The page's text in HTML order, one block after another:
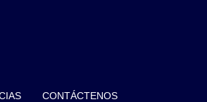
CONTÁCTENOS